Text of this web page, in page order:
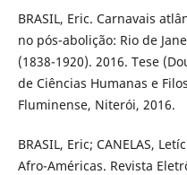
BRASIL, Eric. Carnavais
no pós-abolição: Rio de
(1838-1920). 2016. Tese
de Ciências Humanas e
Fluminense, Niterói, 2016.
BRASIL, Eric; CANELAS,
Afro-Américas. Revista